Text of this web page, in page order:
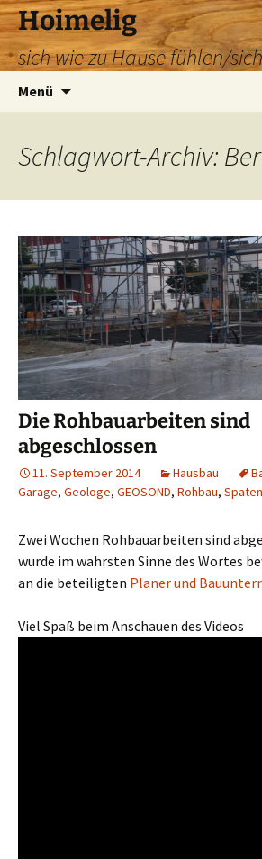
Zum
Inhalt
springen
Hoimelig
sich wie zu Hause fühlen/
Menü
Schlagwort-Archiv:
Die Rohbauarbeiten sind
abgeschlossen
11. September 2014 Hausbau
Garage, Geologe, GEOSOND, Rohbau,
Zwei Wochen Rohbauarbeiten sind
wurde im wahrsten Sinne des Wortes
an die beteiligten Planer und
Viel Spaß beim Anschauen des Videos